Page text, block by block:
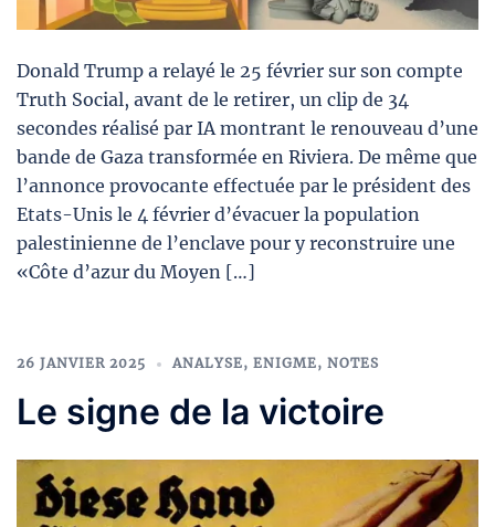
Donald Trump a relayé le 25 février sur son compte
Truth Social, avant de le retirer, un clip de 34
secondes réalisé par IA montrant le renouveau d’une
bande de Gaza transformée en Riviera. De même que
l’annonce provocante effectuée par le président des
Etats-Unis le 4 février d’évacuer la population
palestinienne de l’enclave pour y reconstruire une
«Côte d’azur du Moyen […]
26 JANVIER 2025 ANALYSE, ENIGME, NOTES
Le signe de la victoire